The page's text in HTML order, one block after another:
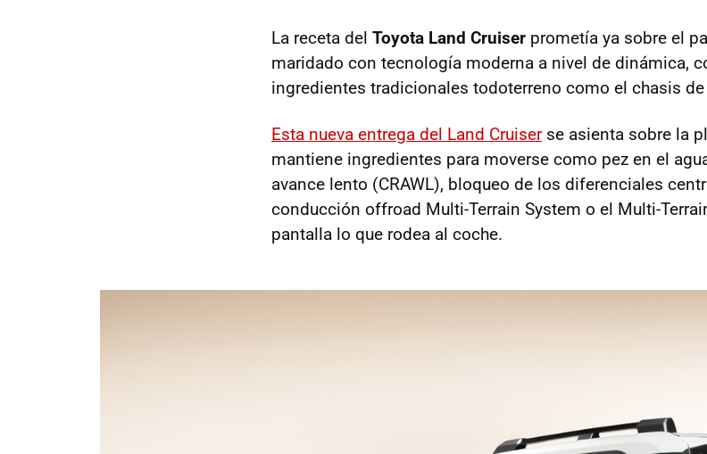
La receta del Toyota Land Cruiser prometía ya sobre el
maridado con tecnología moderna a nivel de dinámica,
ingredientes tradicionales todoterreno como el chasis
Esta nueva entrega del Land Cruiserse asienta sobre la
mantiene ingredientes para moverse como pez en el
avance lento (CRAWL), bloqueo de los diferenciales
conducción offroad Multi-Terrain System o el Multi-
pantalla lo que rodea al coche.